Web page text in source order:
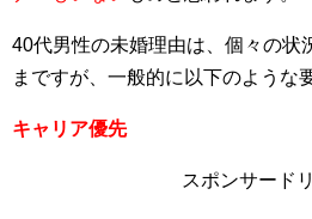
40代男性の未婚理由は、個々の状
まですが、一般的に以下のような
キャリア優先
スポンサード